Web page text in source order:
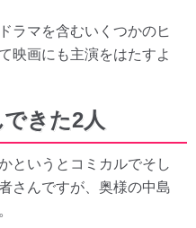
ラマを含むいくつかのヒ
映画にも主演をはたすよ
きた2人
というとコミカルでそし
さんですが、奥様の中島